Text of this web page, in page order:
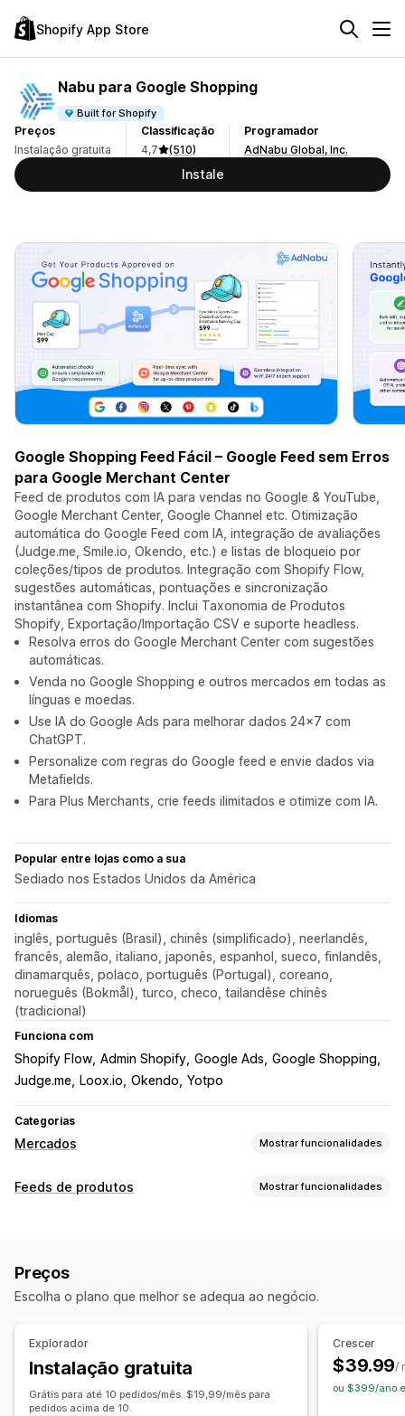
Shopify App Store
Nabu para Google Shopping
Built for Shopify
Preços
Instalação gratuita
Classificação
4,7
(510)
Programador
AdNabu Global, Inc.
Instale
Google Shopping Feed Fácil – Google Feed sem Erros
para Google Merchant Center
Feed de produtos com IA para vendas no Google & YouTube,
Google Merchant Center, Google Channel etc. Otimização
automática do Google Feed com IA, integração de avaliações
(Judge.me, Smile.io, Okendo, etc.) e listas de bloqueio por
coleções/tipos de produtos. Integração com Shopify Flow,
sugestões automáticas, pontuações e sincronização
instantânea com Shopify. Inclui Taxonomia de Produtos
Shopify, Exportação/Importação CSV e suporte headless.
Resolva erros do Google Merchant Center com sugestões
automáticas.
Venda no Google Shopping e outros mercados em todas as
línguas e moedas.
Use IA do Google Ads para melhorar dados 24x7 com
ChatGPT.
Personalize com regras do Google feed e envie dados via
Metafields.
Para Plus Merchants, crie feeds ilimitados e otimize com IA.
Popular entre lojas como a sua
Sediado nos Estados Unidos da América
Idiomas
inglês, português (Brasil), chinês (simplificado), neerlandês,
francês, alemão, italiano, japonês, espanhol, sueco, finlandês,
dinamarquês, polaco, português (Portugal), coreano,
norueguês (Bokmål), turco, checo, tailandêse chinês
(tradicional)
Funciona com
Shopify Flow Admin Shopify Google Ads Google Shopping
Judge.me
Loox.io Okendo Yotpo
Categorias
Mercados Mostrar funcionalidades
Gestão de listagens
Carregamento em lote
Análise de dados de listagens
Gestão de encomendas
Dashboard unificado
Sincronização de inventário
Feeds de produtos Mostrar funcionalidades
Metacampos
Várias moedas Multilingue Sincronização de variantes
Sincronização de produtos
Atualização da loja
Atualizações em tempo real
Preços
Escolha o plano que melhor se adequa ao negócio.
Explorador
Instalação gratuita
Grátis para até 10 pedidos/mês. $19,99/mês para
pedidos acima de 10.
Crescer
$39.99/
ou $399/ano e